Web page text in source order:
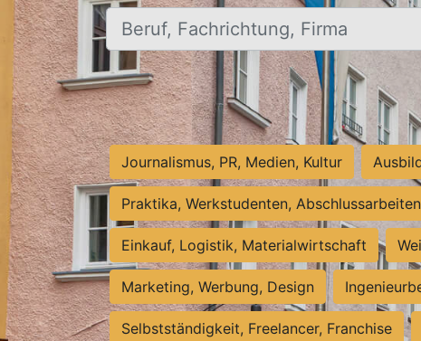
Beruf, Fachrichtung, Firma
Journalismus, PR, Medien, Kultur
Praktika, Werkstudenten, Abschlussarbeiten
Einkauf, Logistik, Materialwirtschaft
Marketing, Werbung, Design
Selbstständigkeit, Freelancer, Franchise